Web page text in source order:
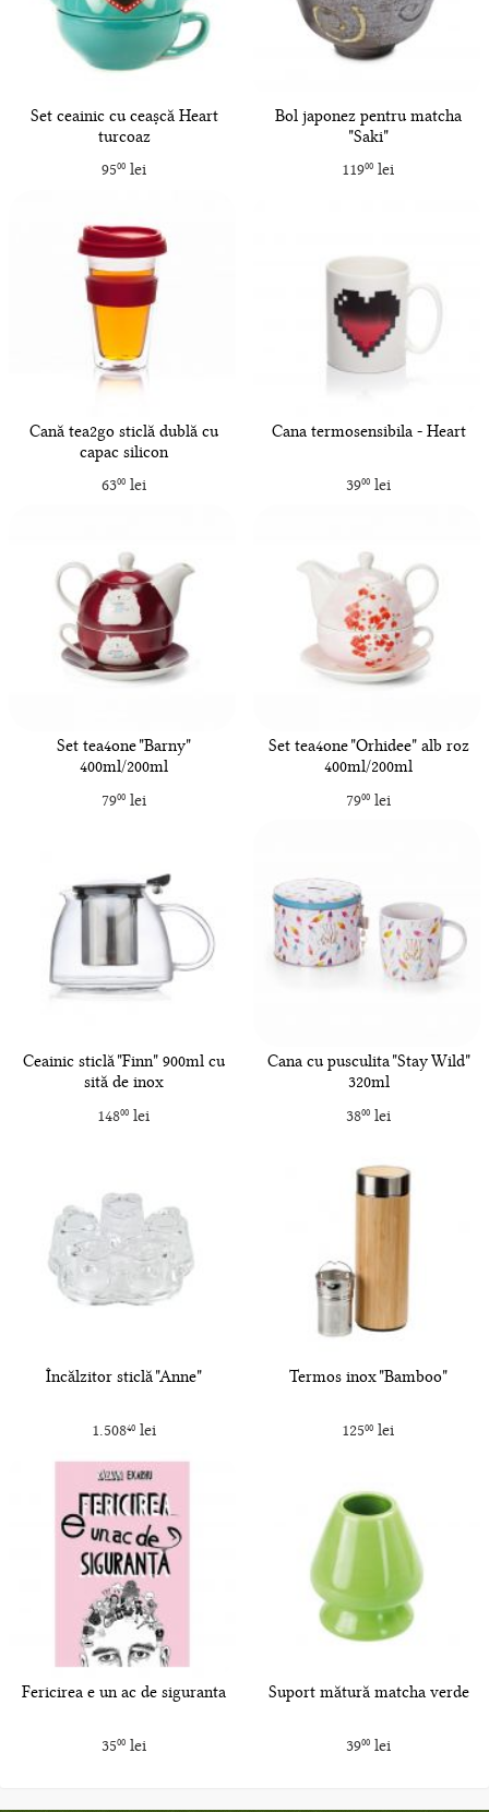
Set ceainic cu ceașcă Heart
turcoaz
9500lei
Bol japonez pentru matcha
"Saki"
11900 lei
Cană tea2go sticlă dublă cu
capac silicon
6300lei
Cana termosensibila - Heart
3900lei
Set tea4one "Barny"
400ml/200ml
7900lei
Set tea4one "Orhidee" alb roz
400ml/200ml
7900lei
Ceainic sticlă "Finn" 900ml cu
sită de inox
14800 lei
Cana cu pusculita "Stay Wild"
320ml
3800lei
Încălzitor sticlă "Anne"
1.50840lei
Termos inox "Bamboo"
12500 lei
Fericirea e un ac de siguranta
3500lei
Suport mătură matcha verde
3900lei